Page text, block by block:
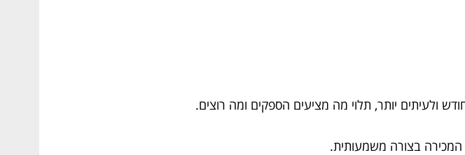
ולעיתים יותר, תלוי מה מציעים הספקים ומה רוצים.
בצורה משמעותית.